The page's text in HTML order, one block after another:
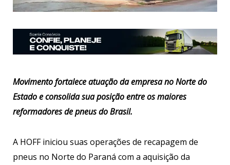
Movimento fortalece atuação da empresa no Norte do
Estado e consolida sua posição entre os maiores
reformadores de pneus do Brasil.
A HOFF iniciou suas operações de recapagem de
pneus no Norte do Paraná com a aquisição da